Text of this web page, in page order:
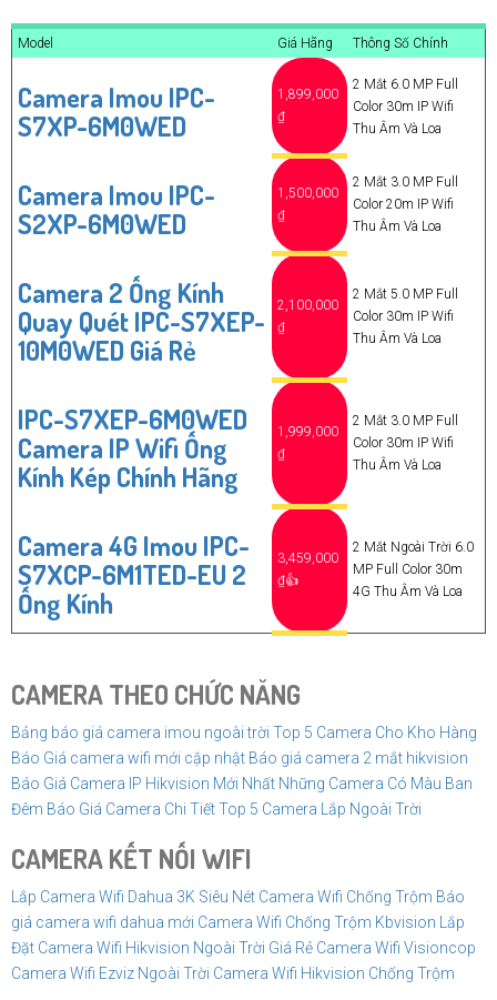
Model Giá Hãng Thông Số Chính
Camera Imou IPC-
S7XP-6M0WED
1,899,000
₫
2 Mắt 6.0 MP Full
Color 30m IP Wifi
Thu Âm Và Loa
Camera Imou IPC-
S2XP-6M0WED
1,500,000
₫
2 Mắt 3.0 MP Full
Color 20m IP Wifi
Thu Âm Và Loa
Camera 2 Ống Kính
Quay Quét IPC-S7XEP-
10M0WED Giá Rẻ
2,100,000
₫
2 Mắt 5.0 MP Full
Color 30m IP Wifi
Thu Âm Và Loa
IPC-S7XEP-6M0WED
Camera IP Wifi Ống
Kính Kép Chính Hãng
1,999,000
₫
2 Mắt 3.0 MP Full
Color 30m IP Wifi
Thu Âm Và Loa
Camera 4G Imou IPC-
S7XCP-6M1TED-EU 2
Ống Kính
3,459,000
₫👍
2 Mắt Ngoài Trời 6.0
MP Full Color 30m
4G Thu Âm Và Loa
CAMERA THEO CHỨC NĂNG
Bảng báo giá camera imou ngoài trời Top 5 Camera Cho Kho Hàng
Báo Giá camera wifi mới cập nhật Báo giá camera 2 mắt hikvision
Báo Giá Camera IP Hikvision Mới Nhất Những Camera Có Màu Ban
Đêm Báo Giá Camera Chi TiếtTop 5 Camera Lắp Ngoài Trời
CAMERA KẾT NỐI WIFI
Lắp Camera Wifi Dahua 3K Siêu Nét Camera Wifi Chống Trộm Báo
giá camera wifi dahua mới Camera Wifi Chống Trộm Kbvision
Lắp
Đặt Camera Wifi Hikvision Ngoài Trời Giá Rẻ Camera Wifi Visioncop
Camera Wifi Ezviz Ngoài Trời Camera Wifi Hikvision Chống Trộm